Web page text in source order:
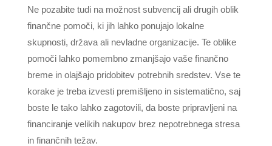
Ne pozabite tudi na možnost subvencij ali drugih oblik
finančne pomoči, ki jih lahko ponujajo lokalne
skupnosti, država ali nevladne organizacije. Te oblike
pomoči lahko pomembno zmanjšajo vaše finančno
breme in olajšajo pridobitev potrebnih sredstev. Vse te
korake je treba izvesti premišljeno in sistematično, saj
boste le tako lahko zagotovili, da boste pripravljeni na
financiranje velikih nakupov brez nepotrebnega stresa
in finančnih težav.